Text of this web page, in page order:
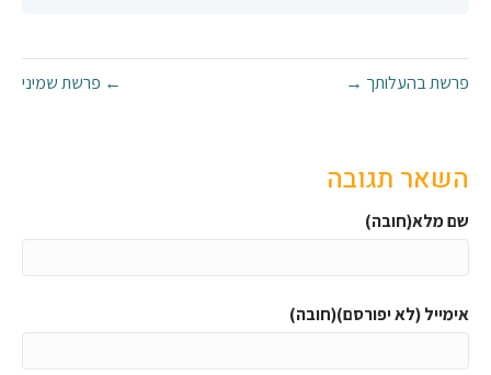
← פרשת שמיני פרשת בהעלותך →
השאר תגובה
שם מלא(חובה)
אימייל (לא יפורסם)(חובה)